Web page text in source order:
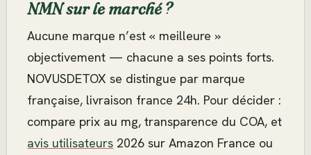
NMN sur le marché ?
Aucune marque n’est « meilleure »
objectivement — chacune a ses points forts.
NOVUSDETOX se distingue par marque
française, livraison france 24h. Pour décider :
compare prix au mg, transparence du COA, et
avis utilisateurs 2026 sur Amazon France ou